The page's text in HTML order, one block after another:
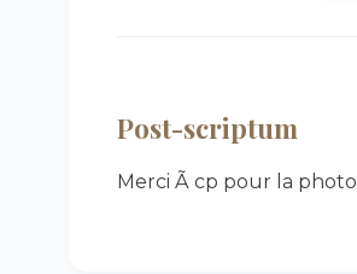
Post-scriptum
Merci Ã cp pour la photo